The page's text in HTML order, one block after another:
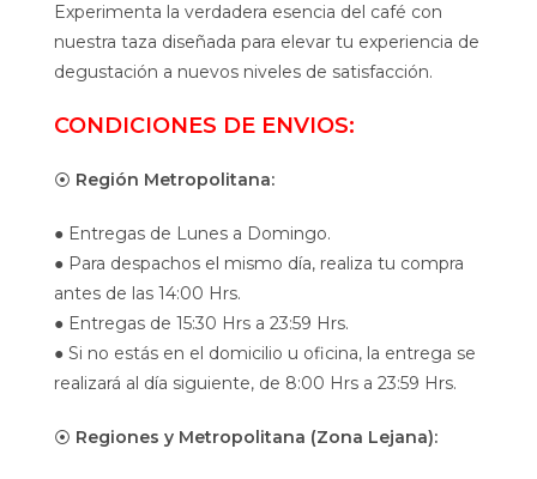
Experimenta la verdadera esencia del café con
nuestra taza diseñada para elevar tu experiencia de
degustación a nuevos niveles de satisfacción.
CONDICIONES DE ENVIOS:
⦿ Región Metropolitana:
● Entregas de Lunes a Domingo.
● Para despachos el mismo día, realiza tu compra
antes de las 14:00 Hrs.
● Entregas de 15:30 Hrs a 23:59 Hrs.
● Si no estás en el domicilio u oficina, la entrega se
realizará al día siguiente, de 8:00 Hrs a 23:59 Hrs.
⦿ Regiones y Metropolitana (Zona Lejana):